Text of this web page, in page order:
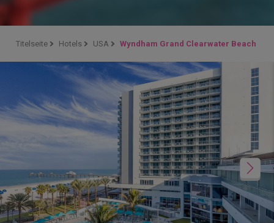
Titelseite Hotels USA Wyndham Grand Clearwater Beach